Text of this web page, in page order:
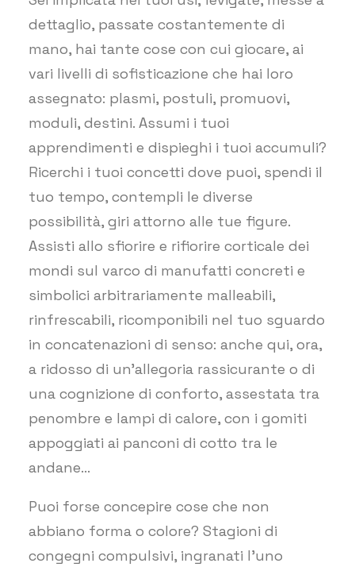
dettaglio, passate costantemente di
mano, hai tante cose con cui giocare, ai
vari livelli di sofisticazione che hai loro
assegnato: plasmi, postuli, promuovi,
moduli, destini. Assumi i tuoi
apprendimenti e dispieghi i tuoi accumuli?
Ricerchi i tuoi concetti dove puoi, spendi il
tuo tempo, contempli le diverse
possibilità, giri attorno alle tue figure.
Assisti allo sfiorire e rifiorire corticale dei
mondi sul varco di manufatti concreti e
simbolici arbitrariamente malleabili,
rinfrescabili, ricomponibili nel tuo sguardo
in concatenazioni di senso: anche qui, ora,
a ridosso di un’allegoria rassicurante o di
una cognizione di conforto, assestata tra
penombre e lampi di calore, con i gomiti
appoggiati ai panconi di cotto tra le
andane…
Puoi forse concepire cose che non
abbiano forma o colore? Stagioni di
congegni compulsivi, ingranati l’uno